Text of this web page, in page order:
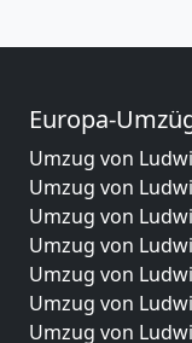
Europa-
Umzug von
Umzug von
Umzug von
Umzug von
Umzug von
Umzug von
Umzug von